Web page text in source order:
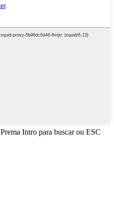
Prema Intro para buscar ou ESC